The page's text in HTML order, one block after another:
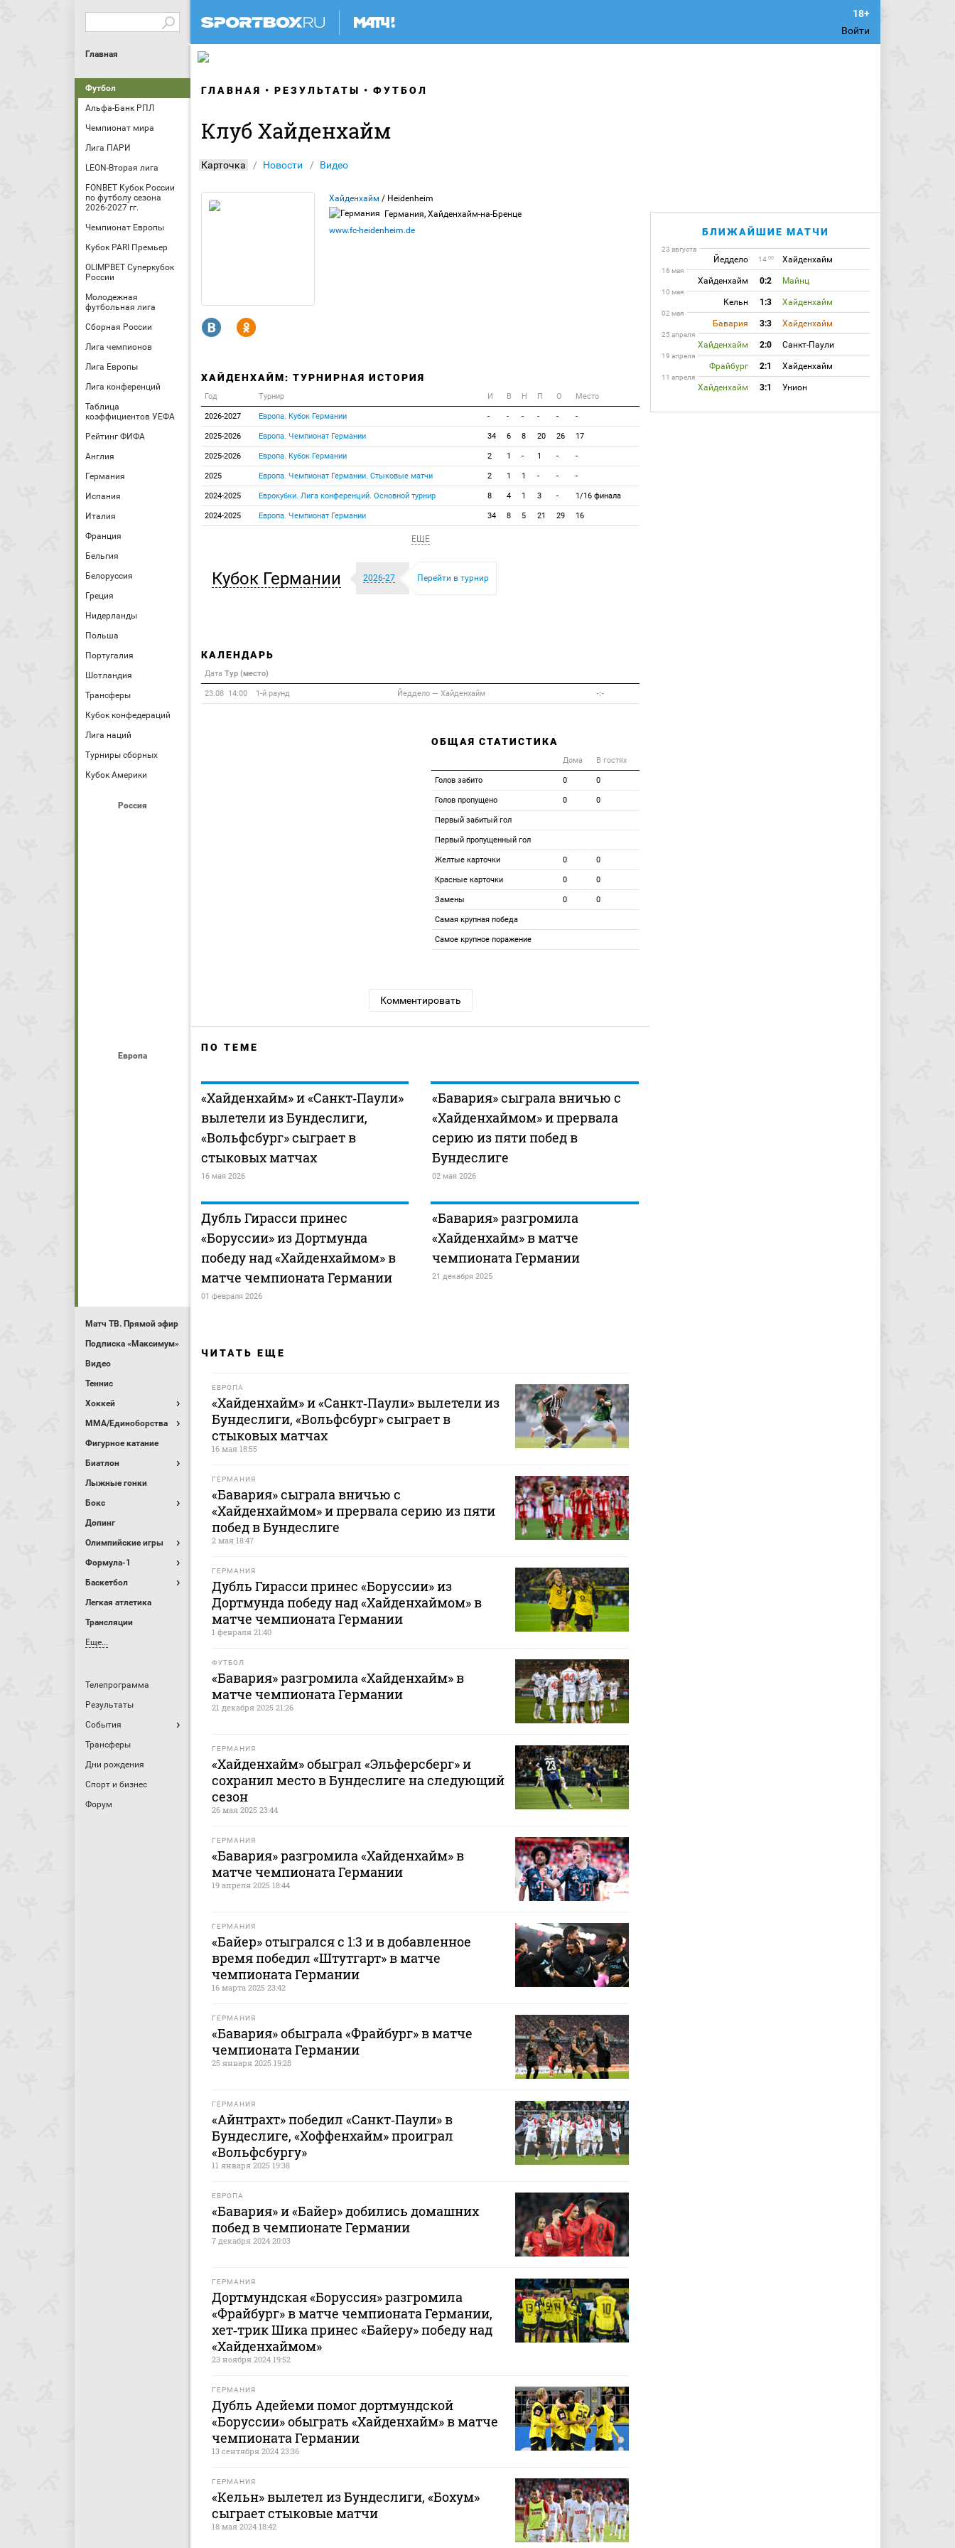
Войти
Главная
Футбол
Альфа-Банк РПЛ
Чемпионат мира
Лига ПАРИ
LEON-Вторая лига
FONBET Кубок России
по футболу сезона
2026-2027 гг.
Чемпионат Европы
Кубок PARI Премьер
OLIMPBET Суперкубок
России
Молодежная
футбольная лига
Сборная России
Лига чемпионов
Лига Европы
Лига конференций
Таблица
коэффициентов УЕФА
Рейтинг ФИФА
Англия
Германия
Испания
Италия
Франция
Бельгия
Белоруссия
Греция
Нидерланды
Польша
Португалия
Шотландия
Трансферы
Кубок конфедераций
Лига наций
Турниры сборных
Кубок Америки
Россия
Европа
Матч ТВ. Прямой эфир
Подписка «Максимум»
Видео
Теннис
Хоккей
MMA/Единоборства
Фигурное катание
Биатлон
Лыжные гонки
Бокс
Допинг
Олимпийские игры
Формула-1
Баскетбол
Легкая атлетика
Трансляции
Еще...
Телепрограмма
Результаты
События
Трансферы
Дни рождения
Спорт и бизнес
Форум
ГЛАВНАЯ РЕЗУЛЬТАТЫ ФУТБОЛ
Клуб Хайденхайм
Карточка Новости Видео
Хайденхайм / Heidenheim
Германия, Хайденхайм-на-Бренце
www.fc-heidenheim.de
R Y
ХАЙДЕНХАЙМ: ТУРНИРНАЯ ИСТОРИЯ
Год Турнир И В Н П О Место
2026-2027 Европа. Кубок Германии - - - - - -
2025-2026 Европа. Чемпионат Германии 34 6 8 20 26 17
2025-2026 Европа. Кубок Германии 2 1 - 1 - -
2025 Европа. Чемпионат Германии. Стыковые матчи 2 1 1 - - -
2024-2025 Еврокубки. Лига конференций. Основной турнир 8 4 1 3 - 1/16 финала
2024-2025 Европа. Чемпионат Германии 34 8 5 21 29 16
ЕЩЕ
Кубок Германии 2026-27 Перейти в турнир
КАЛЕНДАРЬ
Дата Тур (место)
23.08 14:00 1-й раунд Йеддело — Хайденхайм -:-
ОБЩАЯ СТАТИСТИКА
Дома В гостях
Голов забито 0 0
Голов пропущено 0 0
Первый забитый гол
Первый пропущенный гол
Желтые карточки 0 0
Красные карточки 0 0
Замены 0 0
Самая крупная победа
Самое крупное поражение
Комментировать
ПО ТЕМЕ
«Хайденхайм» и «Санкт‑Паули»
вылетели из Бундеслиги,
«Вольфсбург» сыграет в
стыковых матчах
16 мая 2026
«Бавария» сыграла вничью с
«Хайденхаймом» и прервала
серию из пяти побед в
Бундеслиге
02 мая 2026
Дубль Гирасси принес
«Боруссии» из Дортмунда
победу над «Хайденхаймом» в
матче чемпионата Германии
01 февраля 2026
«Бавария» разгромила
«Хайденхайм» в матче
чемпионата Германии
21 декабря 2025
ЧИТАТЬ ЕЩЕ
ЕВРОПА
«Хайденхайм» и «Санкт‑Паули» вылетели из
Бундеслиги, «Вольфсбург» сыграет в
стыковых матчах
16 мая 18:55
ГЕРМАНИЯ
«Бавария» сыграла вничью с
«Хайденхаймом» и прервала серию из пяти
побед в Бундеслиге
2 мая 18:47
ГЕРМАНИЯ
Дубль Гирасси принес «Боруссии» из
Дортмунда победу над «Хайденхаймом» в
матче чемпионата Германии
1 февраля 21:40
ФУТБОЛ
«Бавария» разгромила «Хайденхайм» в
матче чемпионата Германии
21 декабря 2025 21:26
ГЕРМАНИЯ
«Хайденхайм» обыграл «Эльферсберг» и
сохранил место в Бундеслиге на следующий
сезон
26 мая 2025 23:44
ГЕРМАНИЯ
«Бавария» разгромила «Хайденхайм» в
матче чемпионата Германии
19 апреля 2025 18:44
ГЕРМАНИЯ
«Байер» отыгрался с 1:3 и в добавленное
время победил «Штутгарт» в матче
чемпионата Германии
16 марта 2025 23:42
ГЕРМАНИЯ
«Бавария» обыграла «Фрайбург» в матче
чемпионата Германии
25 января 2025 19:28
ГЕРМАНИЯ
«Айнтрахт» победил «Санкт‑Паули» в
Бундеслиге, «Хоффенхайм» проиграл
«Вольфсбургу»
11 января 2025 19:38
ЕВРОПА
«Бавария» и «Байер» добились домашних
побед в чемпионате Германии
7 декабря 2024 20:03
ГЕРМАНИЯ
Дортмундская «Боруссия» разгромила
«Фрайбург» в матче чемпионата Германии,
хет‑трик Шика принес «Байеру» победу над
«Хайденхаймом»
23 ноября 2024 19:52
ГЕРМАНИЯ
Дубль Адейеми помог дортмундской
«Боруссии» обыграть «Хайденхайм» в матче
чемпионата Германии
13 сентября 2024 23:36
ГЕРМАНИЯ
«Кельн» вылетел из Бундеслиги, «Бохум»
сыграет стыковые матчи
18 мая 2024 18:42
БЛИЖАЙШИЕ МАТЧИ
23 августа
Йеддело 14 00 Хайденхайм
16 мая
Хайденхайм 0:2 Майнц
10 мая
Кельн 1:3 Хайденхайм
02 мая
Бавария 3:3 Хайденхайм
25 апреля
Хайденхайм 2:0 Санкт-Паули
19 апреля
Фрайбург 2:1 Хайденхайм
11 апреля
Хайденхайм 3:1 Унион